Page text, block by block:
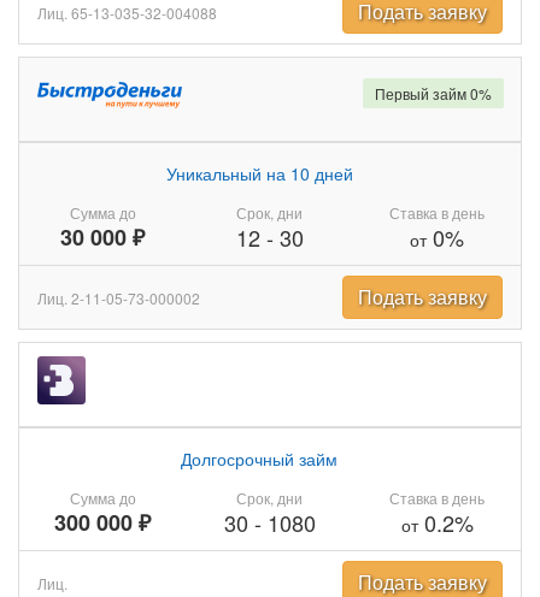
Лиц. 65-13-035-32-004088 Подать заявку
Сумма до
30 000 ₽
Уникальный на 10 дней
Срок, дни
12- 30
Ставка в день
от0%
Первый займ 0%
Лиц. 2-11-05-73-000002 Подать заявку
Сумма до
300 000 ₽
Долгосрочный займ
Срок, дни
30 - 1080
Ставка в день
от0.2%
Лиц. Подать заявку